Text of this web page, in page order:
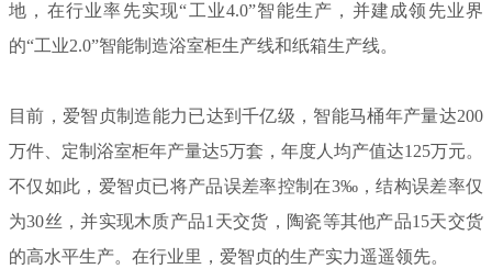
地，在行业率先实现“工业4.0”智能生产，并建成领先业界
的“工业2.0”智能制造浴室柜生产线和纸箱生产线。
目前，爱智贞制造能力已达到千亿级，智能马桶年产量达200
万件、定制浴室柜年产量达5万套，年度人均产值达125万元。
不仅如此，爱智贞已将产品误差率控制在3‰，结构误差率仅
为30丝，并实现木质产品1天交货，陶瓷等其他产品15天交货
的高水平生产。在行业里，爱智贞的生产实力遥遥领先。